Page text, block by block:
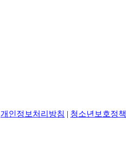
개인정보처리방침 | 청소년보호정책